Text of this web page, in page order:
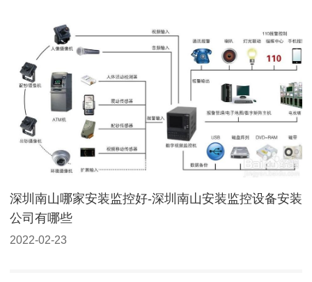
深圳南山哪家安装监控好-深圳南山安装监控设备安装
公司有哪些
2022-02-23